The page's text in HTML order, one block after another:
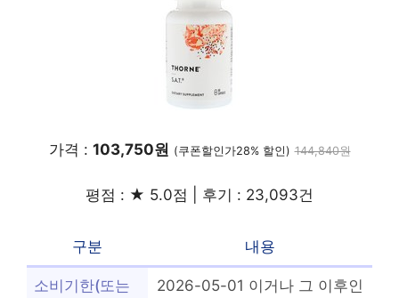
가격 : 103,750원 (쿠폰할인가28% 할인) 144,840원
평점 : ★ 5.0점 | 후기 : 23,093건
구분 내용
소비기한(또는
2026-05-01 이거나 그 이후인